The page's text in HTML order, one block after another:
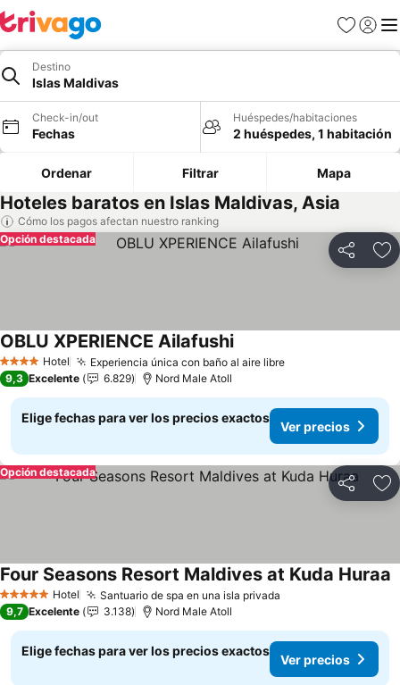
Favoritos
Iniciar
Destino
Islas Maldivas
Check-in/out
Fechas
Huéspedes/habitaciones
2 huéspedes, 1 habitación
Ordenar Filtrar Mapa
Hoteles baratos en Islas Maldivas, Asia
Cómo los pagos afectan nuestro ranking
Compartir
Opción destacada
4 EstrellasHotel Experiencia única con baño al aire libre
OBLU XPERIENCE Ailafushi
9,3 Excelente 6.829 Nord Male Atoll
Elige fechas para ver los precios exactos
Ver precios
Compartir
Opción destacada
5 Estrellas Hotel Santuario de spa en una isla privada
Four Seasons Resort Maldives at Kuda Huraa
9,7 Excelente 3.138 Nord Male Atoll
Elige fechas para ver los precios exactos
Ver precios